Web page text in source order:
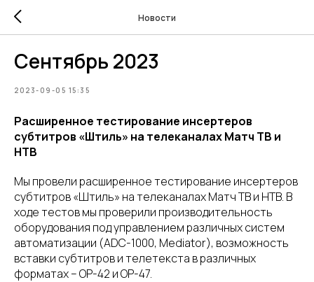
Новости
Сентябрь 2023
2023-09-05 15:35
Расширенное тестирование инсертеров
субтитров «Штиль» на телеканалах Матч ТВ и
НТВ
Мы провели расширенное тестирование инсертеров
субтитров «Штиль» на телеканалах Матч ТВ и НТВ. В
ходе тестов мы проверили производительность
оборудования под управлением различных систем
автоматизации (ADC-1000, Mediator), возможность
вставки субтитров и телетекста в различных
форматах – OP-42 и OP-47.